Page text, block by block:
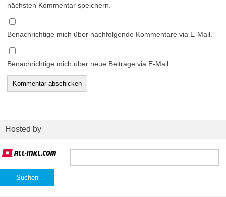
nächsten Kommentar speichern.
Benachrichtige mich über nachfolgende Kommentare via E-Mail.
Benachrichtige mich über neue Beiträge via E-Mail.
Hosted by
Suchen